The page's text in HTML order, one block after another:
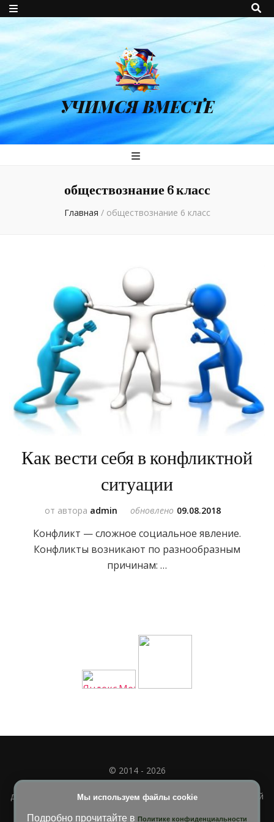
УЧИМСЯ ВМЕСТЕ
обществознание 6 класс
Главная / обществознание 6 класс
Как вести себя в конфликтной
ситуации
от автора admin обновлено 09.08.2018
Конфликт — сложное социальное явление.
Конфликты возникают по разнообразным
причинам: …
Мы используем файлы cookie
Подробно прочитайте в Политике конфиденциальности
© 2014 - 2026
Полное или частичное использование материала
допускается только при наличии активной и индексируемой